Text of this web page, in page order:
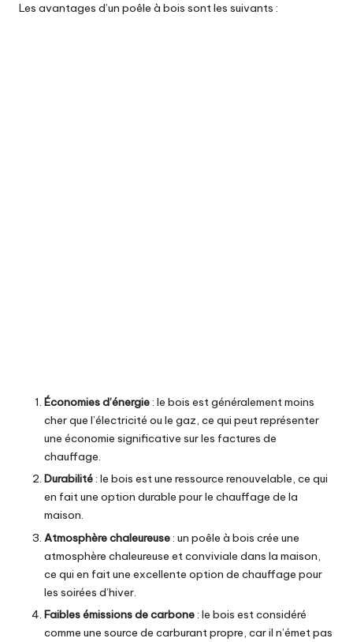
Les avantages d’un poêle à bois sont les suivants :
Économies d’énergie: le bois est généralement moins
cher que l’électricité ou le gaz, ce qui peut représenter
une économie significative sur les factures de
chauffage.
Durabilité: le bois est une ressource renouvelable, ce qui
en fait une option durable pour le chauffage de la
maison.
Atmosphère chaleureuse: un poêle à bois crée une
atmosphère chaleureuse et conviviale dans la maison,
ce qui en fait une excellente option de chauffage pour
les soirées d’hiver.
Faibles émissions de carbone: le bois est considéré
comme une source de carburant propre, car il n’émet pas